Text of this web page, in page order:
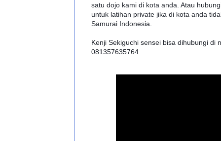
satu dojo kami di kota anda. Atau
untuk latihan private jika di kota anda
Samurai Indonesia.
Kenji Sekiguchi sensei bisa dihubungi di
081357635764